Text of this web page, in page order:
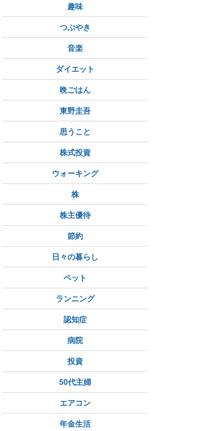
八幡町運動広場
近鉄服部川駅
趣味
つぶやき
音楽
ダイエット
晩ごはん
東野圭吾
思うこと
株式投資
ウォーキング
株
株主優待
節約
日々の暮らし
ペット
ランニング
認知症
病院
投資
50代主婦
エアコン
年金生活